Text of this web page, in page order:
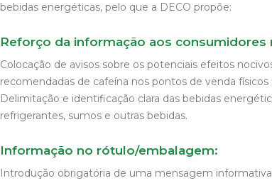
bebidas energéticas, pelo que a DECO propõe:
Reforço da informação aos
Colocação de avisos sobre os potenciais efeitos
recomendadas de cafeína nos pontos de venda físicos
Delimitação e identificação clara das bebidas
refrigerantes, sumos e outras bebidas.
Informação no rótulo/embalagem:
Introdução obrigatória de uma mensagem